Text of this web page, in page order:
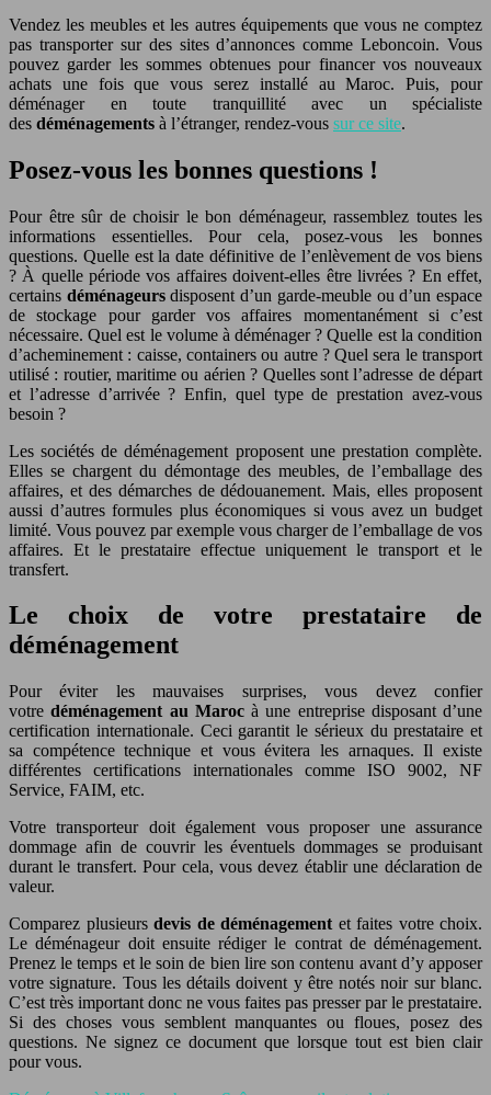
Vendez les meubles et les autres équipements que vous ne comptez
pas transporter sur des sites d’annonces comme Leboncoin. Vous
pouvez garder les sommes obtenues pour financer vos nouveaux
achats une fois que vous serez installé au Maroc. Puis, pour
déménager en toute tranquillité avec un spécialiste
des déménagements à l’étranger, rendez-vous sur ce site.
Posez-vous les bonnes questions !
Pour être sûr de choisir le bon déménageur, rassemblez toutes les
informations essentielles. Pour cela, posez-vous les bonnes
questions. Quelle est la date définitive de l’enlèvement de vos biens
? À quelle période vos affaires doivent-elles être livrées ? En effet,
certains déménageursdisposent d’un garde-meuble ou d’un espace
de stockage pour garder vos affaires momentanément si c’est
nécessaire. Quel est le volume à déménager ? Quelle est la condition
d’acheminement : caisse, containers ou autre ? Quel sera le transport
utilisé : routier, maritime ou aérien ? Quelles sont l’adresse de départ
et l’adresse d’arrivée ? Enfin, quel type de prestation avez-vous
besoin ?
Les sociétés de déménagement proposent une prestation complète.
Elles se chargent du démontage des meubles, de l’emballage des
affaires, et des démarches de dédouanement. Mais, elles proposent
aussi d’autres formules plus économiques si vous avez un budget
limité. Vous pouvez par exemple vous charger de l’emballage de vos
affaires. Et le prestataire effectue uniquement le transport et le
transfert.
Le choix de votre prestataire de
déménagement
Pour éviter les mauvaises surprises, vous devez confier
votredéménagement au Marocà une entreprise disposant d’une
certification internationale. Ceci garantit le sérieux du prestataire et
sa compétence technique et vous évitera les arnaques. Il existe
différentes certifications internationales comme ISO 9002, NF
Service, FAIM, etc.
Votre transporteur doit également vous proposer une assurance
dommage afin de couvrir les éventuels dommages se produisant
durant le transfert. Pour cela, vous devez établir une déclaration de
valeur.
Comparez plusieurs devis de déménagement et faites votre choix.
Le déménageur doit ensuite rédiger le contrat de déménagement.
Prenez le temps et le soin de bien lire son contenu avant d’y apposer
votre signature. Tous les détails doivent y être notés noir sur blanc.
C’est très important donc ne vous faites pas presser par le prestataire.
Si des choses vous semblent manquantes ou floues, posez des
questions. Ne signez ce document que lorsque tout est bien clair
pour vous.